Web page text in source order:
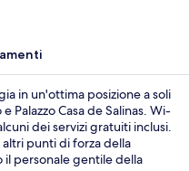
in un'ottima posizione a soli
Palazzo Casa de Salinas. Wi-
dei servizi gratuiti inclusi.
altri punti di forza della
personale gentile della